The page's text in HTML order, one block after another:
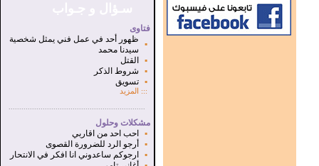
فتاوى
▪
ظهور أحد في عمل فني يمثل شخصية
سيدنا محمد
▪
القتل
▪
شروط الذكر
▪
تسويق
:::
المزيد
مشكلات وحلول
▪
احب احد من اقاربي
▪
أرجو الرد للضرورة القصوى
▪
ارجوكم ساعدوني انا افكر في الانتحار